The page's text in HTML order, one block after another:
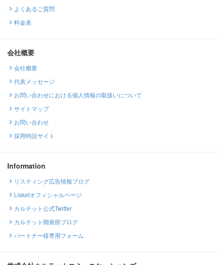
よくあるご質問
料金表
会社概要
会社概要
代表メッセージ
お問い合わせにおける個人情報の取扱いについて
サイトマップ
お問い合わせ
採用特設サイト
Information
リスティング広告情報ブログ
Lisketオフィシャルページ
カルテット公式Twitter
カルテット開発部ブログ
パートナー様専用フォーム